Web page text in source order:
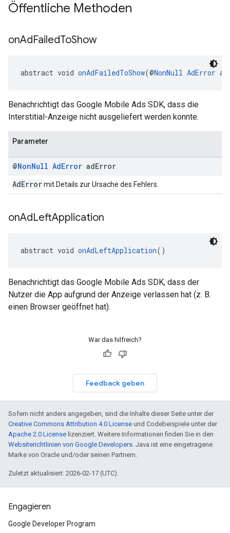
Öffentliche Methoden
onAdFailedToShow
abstract void onAdFailedToShow(@NonNull AdError
Benachrichtigt das Google Mobile Ads SDK, dass die
Interstitial-Anzeige nicht ausgeliefert werden konnte.
Parameter
@NonNull AdError adError
AdErrormit Details zur Ursache des Fehlers.
onAdLeftApplication
abstract void onAdLeftApplication()
Benachrichtigt das Google Mobile Ads SDK, dass der
Nutzer die App aufgrund der Anzeige verlassen hat (z. B.
einen Browser geöffnet hat).
War das hilfreich?
Feedback geben
Sofern nicht anders angegeben, sind die Inhalte dieser Seite unter der
Creative Commons Attribution 4.0 License und Codebeispiele unter der
Apache 2.0 License lizenziert. Weitere Informationen finden Sie in den
Websiterichtlinien von Google Developers. Java ist eine eingetragene
Marke von Oracle und/oder seinen Partnern.
Zuletzt aktualisiert: 2026-02-17 (UTC).
Engagieren
Google Developer Program